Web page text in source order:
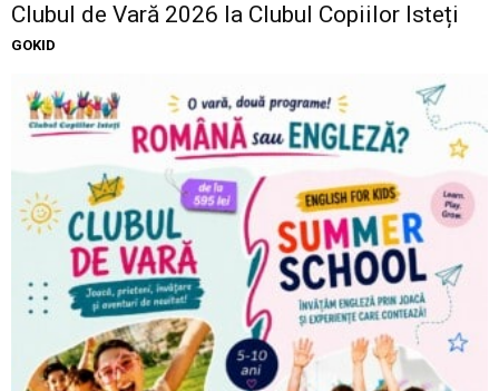
Clubul de Vară 2026 la Clubul Copiilor Isteți
GOKID